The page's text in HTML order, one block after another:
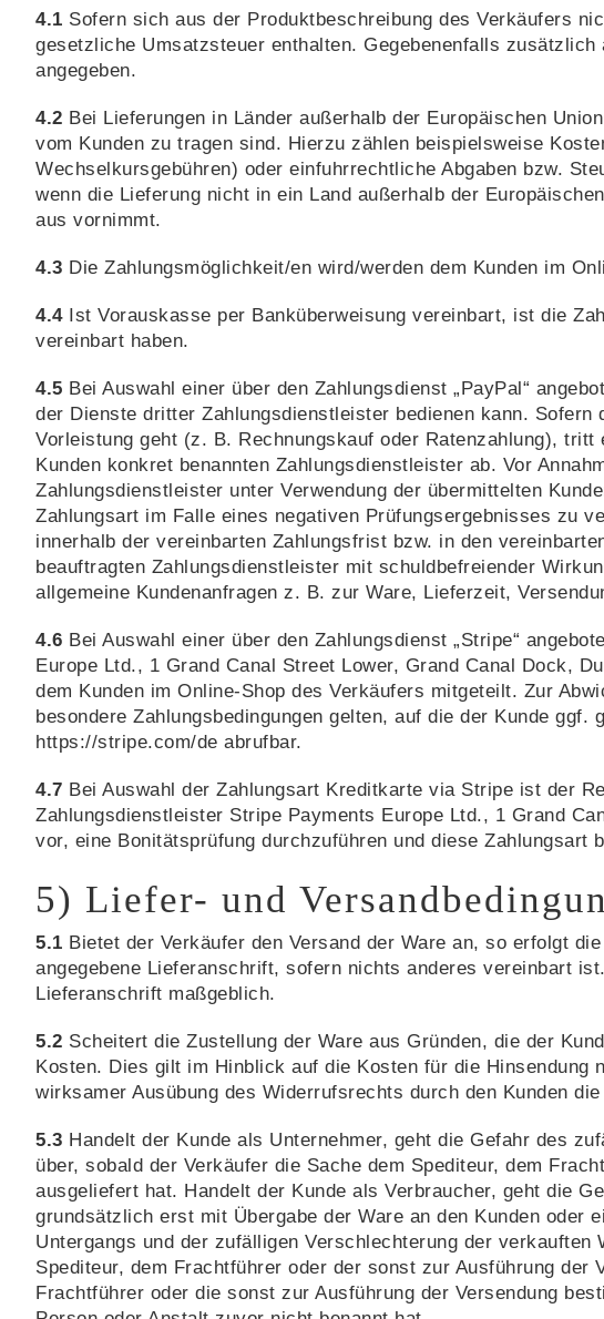
4.1 Sofern sich aus der Produktbeschreibung des Verkäufers
gesetzliche Umsatzsteuer enthalten. Gegebenenfalls
angegeben.
4.2 Bei Lieferungen in Länder außerhalb der Europäischen
vom Kunden zu tragen sind. Hierzu zählen beispielsweise
Wechselkursgebühren) oder einfuhrrechtliche Abgaben bzw.
wenn die Lieferung nicht in ein Land außerhalb der
aus vornimmt.
4.3 Die Zahlungsmöglichkeit/en wird/werden dem Kunden im
4.4Ist Vorauskasse per Banküberweisung vereinbart, ist die
vereinbart haben.
4.5 Bei Auswahl einer über den Zahlungsdienst „PayPal“
der Dienste dritter Zahlungsdienstleister bedienen kann.
Vorleistung geht (z. B. Rechnungskauf oder Ratenzahlung),
Kunden konkret benannten Zahlungsdienstleister ab. Vor
Zahlungsdienstleister unter Verwendung der übermittelten
Zahlungsart im Falle eines negativen Prüfungsergebnisses zu
innerhalb der vereinbarten Zahlungsfrist bzw. in den
beauftragten Zahlungsdienstleister mit schuldbefreiender
allgemeine Kundenanfragen z. B. zur Ware, Lieferzeit,
4.6 Bei Auswahl einer über den Zahlungsdienst „Stripe“
Europe Ltd., 1 Grand Canal Street Lower, Grand Canal Dock,
dem Kunden im Online-Shop des Verkäufers mitgeteilt. Zur
besondere Zahlungsbedingungen gelten, auf die der Kunde
https://stripe.com/de abrufbar.
4.7 Bei Auswahl der Zahlungsart Kreditkarte via Stripe ist der
Zahlungsdienstleister Stripe Payments Europe Ltd., 1 Grand
vor, eine Bonitätsprüfung durchzuführen und diese Zahlungsart
5) Liefer- und
5.1 Bietet der Verkäufer den Versand der Ware an, so erfolgt
angegebene Lieferanschrift, sofern nichts anderes vereinbart
Lieferanschrift maßgeblich.
5.2 Scheitert die Zustellung der Ware aus Gründen, die der
Kosten. Dies gilt im Hinblick auf die Kosten für die
wirksamer Ausübung des Widerrufsrechts durch den Kunden
5.3 Handelt der Kunde als Unternehmer, geht die Gefahr des
über, sobald der Verkäufer die Sache dem Spediteur, dem
ausgeliefert hat. Handelt der Kunde als Verbraucher, geht die
grundsätzlich erst mit Übergabe der Ware an den Kunden oder
Untergangs und der zufälligen Verschlechterung der
Spediteur, dem Frachtführer oder der sonst zur Ausführung der
Frachtführer oder die sonst zur Ausführung der Versendung